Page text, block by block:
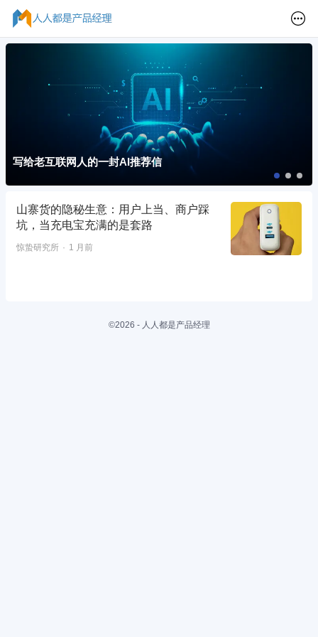
写给老互联网人的一封AI推荐信
山寨货的隐秘生意：用户上当、商户踩
坑，当充电宝充满的是套路
惊蛰研究所 1 月前
©2026 - 人人都是产品经理